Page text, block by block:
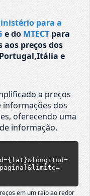
para a
e do MTECTpara
aos preços dos
e
a preços
informações dos
oferecendo uma
informação.
em um raio ao redor